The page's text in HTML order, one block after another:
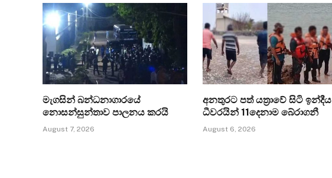
මැගසින් බන්ධනාගාරයේ
නොසන්සුන්තාව පාලනය කරයි
August 7, 2026
අනතුරට පත් යත්‍රාවේ සිටි ඉන්දීය
ධීවරයින් 11දෙනාම බේරාගනී
August 6, 2026